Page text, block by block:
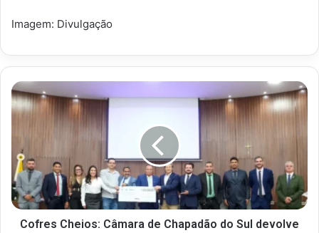
Imagem: Divulgação
Cofres Cheios: Câmara de Chapadão do Sul devolve